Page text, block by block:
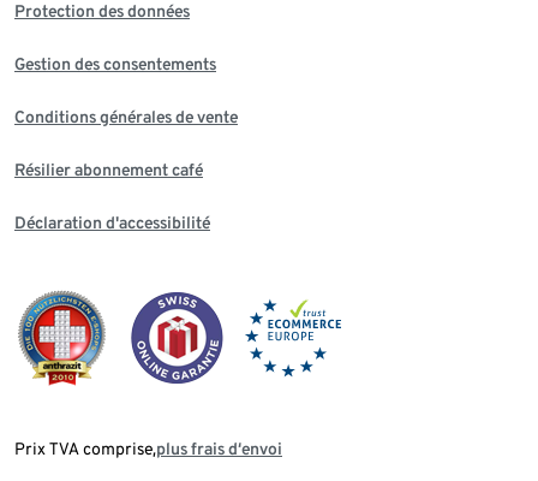
Protection des données
Gestion des consentements
Conditions générales de vente
Résilier abonnement café
Déclaration d'accessibilité
Prix TVA comprise,plus frais d‘envoi